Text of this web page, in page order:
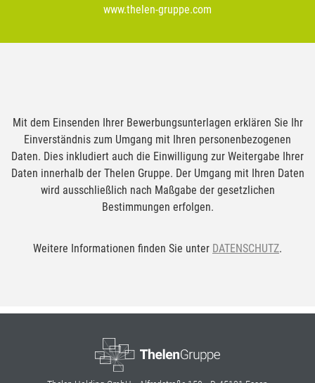
www.thelen-gruppe.com
Mit dem Einsenden Ihrer Bewerbungsunterlagen erklären Sie Ihr
Einverständnis zum Umgang mit Ihren personenbezogenen
Daten. Dies inkludiert auch die Einwilligung zur Weitergabe Ihrer
Daten innerhalb der Thelen Gruppe. Der Umgang mit Ihren Daten
wird ausschließlich nach Maßgabe der gesetzlichen
Bestimmungen erfolgen.
Weitere Informationen finden Sie unter DATENSCHUTZ.